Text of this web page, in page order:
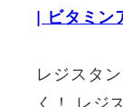
| ビタミン
レジスタ
く！ レジ